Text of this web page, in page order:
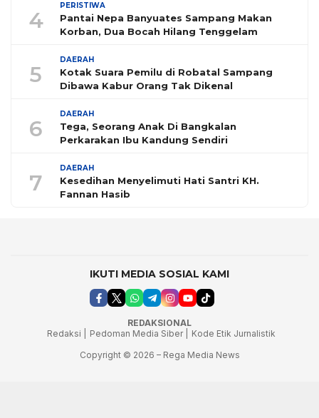
4
PERISTIWA
Pantai Nepa Banyuates Sampang Makan
Korban, Dua Bocah Hilang Tenggelam
5
DAERAH
Kotak Suara Pemilu di Robatal Sampang
Dibawa Kabur Orang Tak Dikenal
6
DAERAH
Tega, Seorang Anak Di Bangkalan
Perkarakan Ibu Kandung Sendiri
7
DAERAH
Kesedihan Menyelimuti Hati Santri KH.
Fannan Hasib
IKUTI MEDIA SOSIAL KAMI
REDAKSIONAL
Redaksi |
Pedoman Media Siber |
Kode Etik Jurnalistik
Copyright © 2026 – Rega Media News